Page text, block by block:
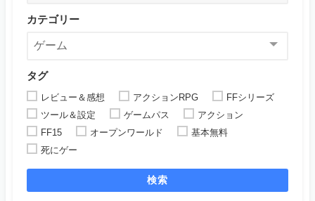
カテゴリー
タグ
レビュー＆感想 アクションRPG
FFシリーズ
ツール＆設定
ゲームパス
アクション
FF15
オープンワールド
基本無料
死にゲー
検索